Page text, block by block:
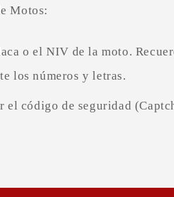
Motos:
o el NIV de la moto.
los números y letras.
el código de seguridad